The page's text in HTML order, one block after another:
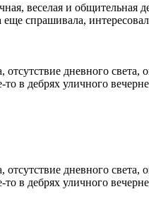
веселая и
спрашивала,
дневного
то в дебрях уличного
дневного
то в дебрях уличного